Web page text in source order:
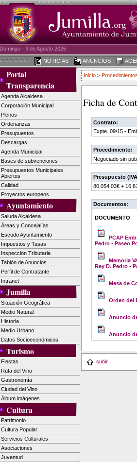
Domingo - 9 de Agosto 2026
NOTICIAS ANUNCIOS
Portal
Transparencia
Agenda Alcaldesa
Corporación Municipal
Plenos
Ordenanzas
Presupuestos
Descargas
Agenda Municipal
Bases de subvenciones
Presupuestos Municipales
Abiertos
Calidad
Proyectos europeos
Ayuntamiento
Saluda Alcaldesa
Áreas y Concejalías
Escudo Ayuntamiento
Impuestos y Tasas
Inspección Tributaria
Tablón de Anuncios
Perfil de Contratante
Intranet
Jumilla
Situación Geográfica
Medio Natural
Historia
Medio Urbano
Datos Socioeconómicos
Turismo
Fiestas
Ruta del Vino
Gastronomía
Ciudad del Vino
Álbum imágenes
Cultura
Patrimonio
Cultura Popular
Servicios Culturales
Asociaciones
Juventud
Inicio > Procedimientos
Ficha de
Contrato:
Expte. 09/15 -
Procedimiento:
Negociado sin
Presupuesto
80.054,03€ +
Documentos:
DOCUMENTO
PCAP
Pedro - Paseo
Memoria
Rey D. Pedro -
Mesa de
Orden del
Anuncio
Anuncio
subir